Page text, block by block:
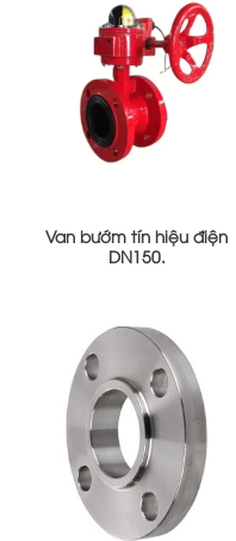
Van bướm tín hiệu điện
DN150.